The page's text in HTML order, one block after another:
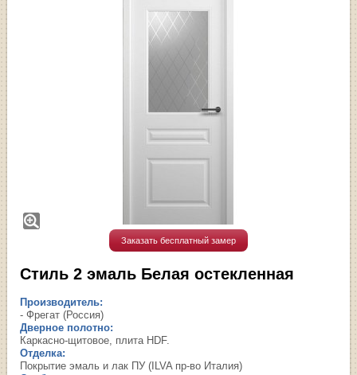
Заказать бесплатный замер
Стиль 2 эмаль Белая остекленная
Производитель:
- Фрегат (Россия)
Дверное полотно:
Каркасно-щитовое, плита HDF.
Отделка:
Покрытие эмаль и лак ПУ (ILVA пр-во Италия)